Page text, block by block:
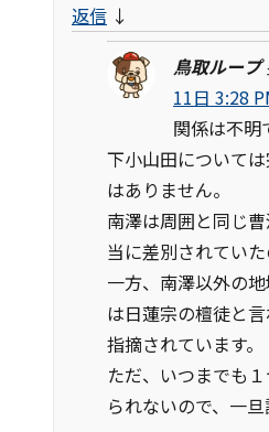
返信 ↓
鳥取ループ
11日 3:28
関係は不明
下小山田について
はありません。
南澤は周囲と同じ
当に差別されていた
一方、南澤以外の
は日蓮宗の檀徒と
指摘されています。
ただ、いつまでも
られないので、一旦